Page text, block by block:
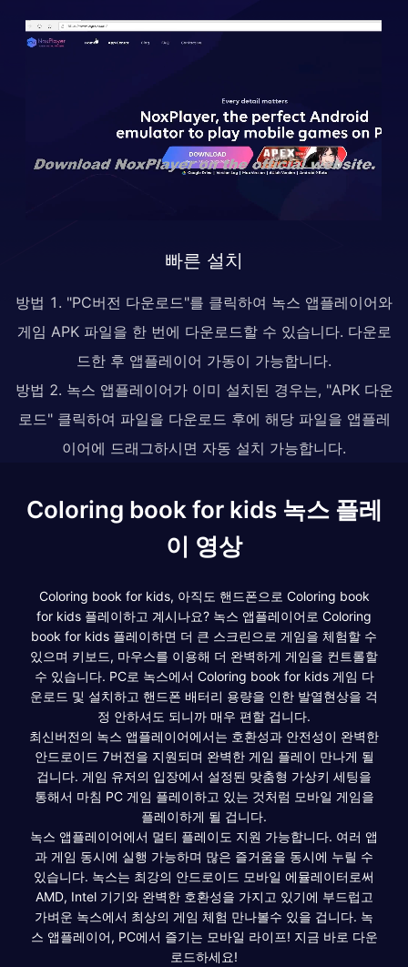
빠른 설치
방법 1. "PC버전 다운로드"를 클릭하여 녹스 앱플레이어와
게임 APK 파일을 한 번에 다운로드할 수 있습니다. 다운로
드한 후 앱플레이어 가동이 가능합니다.
방법 2. 녹스 앱플레이어가 이미 설치된 경우는, "APK 다운
로드" 클릭하여 파일을 다운로드 후에 해당 파일을 앱플레
이어에 드래그하시면 자동 설치 가능합니다.
Coloring book for kids 녹스 플레
이 영상
Coloring book for kids, 아직도 핸드폰으로 Coloring book
for kids 플레이하고 계시나요? 녹스 앱플레이어로 Coloring
book for kids 플레이하면 더 큰 스크린으로 게임을 체험할 수
있으며 키보드, 마우스를 이용해 더 완벽하게 게임을 컨트롤할
수 있습니다. PC로 녹스에서 Coloring book for kids 게임 다
운로드 및 설치하고 핸드폰 배터리 용량을 인한 발열현상을 걱
정 안하셔도 되니까 매우 편할 겁니다.
최신버전의 녹스 앱플레이어에서는 호환성과 안전성이 완벽한
안드로이드 7버전을 지원되며 완벽한 게임 플레이 만나게 될
겁니다. 게임 유저의 입장에서 설정된 맞춤형 가상키 세팅을
통해서 마침 PC 게임 플레이하고 있는 것처럼 모바일 게임을
플레이하게 될 겁니다.
녹스 앱플레이어에서 멀티 플레이도 지원 가능합니다. 여러 앱
과 게임 동시에 실행 가능하며 많은 즐거움을 동시에 누릴 수
있습니다. 녹스는 최강의 안드로이드 모바일 에뮬레이터로써
AMD, Intel 기기와 완벽한 호환성을 가지고 있기에 부드럽고
가벼운 녹스에서 최상의 게임 체험 만나볼수 있을 겁니다. 녹
스 앱플레이어, PC에서 즐기는 모바일 라이프! 지금 바로 다운
로드하세요!